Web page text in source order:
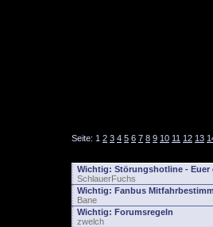
Seite: 1 2 3 4 5 6 7 8 9 10 11 12 13
Wichtig: Störungshotline -
SchlauerFuchs
Wichtig: Fanbus
Bane
Wichtig: Forumsregeln
zwelch